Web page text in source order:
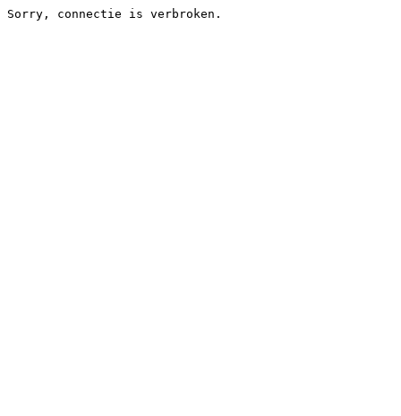
Sorry, connectie is verbroken.